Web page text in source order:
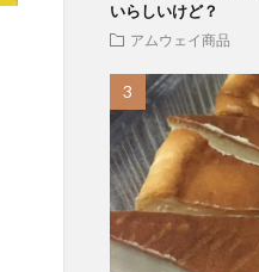
いらしいけど？
アムウェイ商品